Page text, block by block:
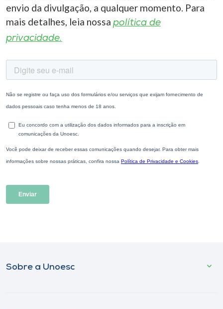
envio da divulgação, a qualquer momento. Para
mais detalhes, leia nossa política de
privacidade.
Sobre a Unoesc